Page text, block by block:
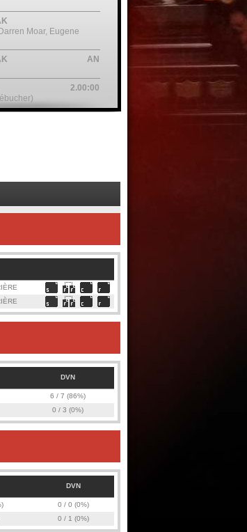
Moar, Eugene
AN
2.00:00
DVN
6 / 7 (86%)
0 / 3 (0%)
DVN
0 / 0 (0%)
0 / 1 (0%)